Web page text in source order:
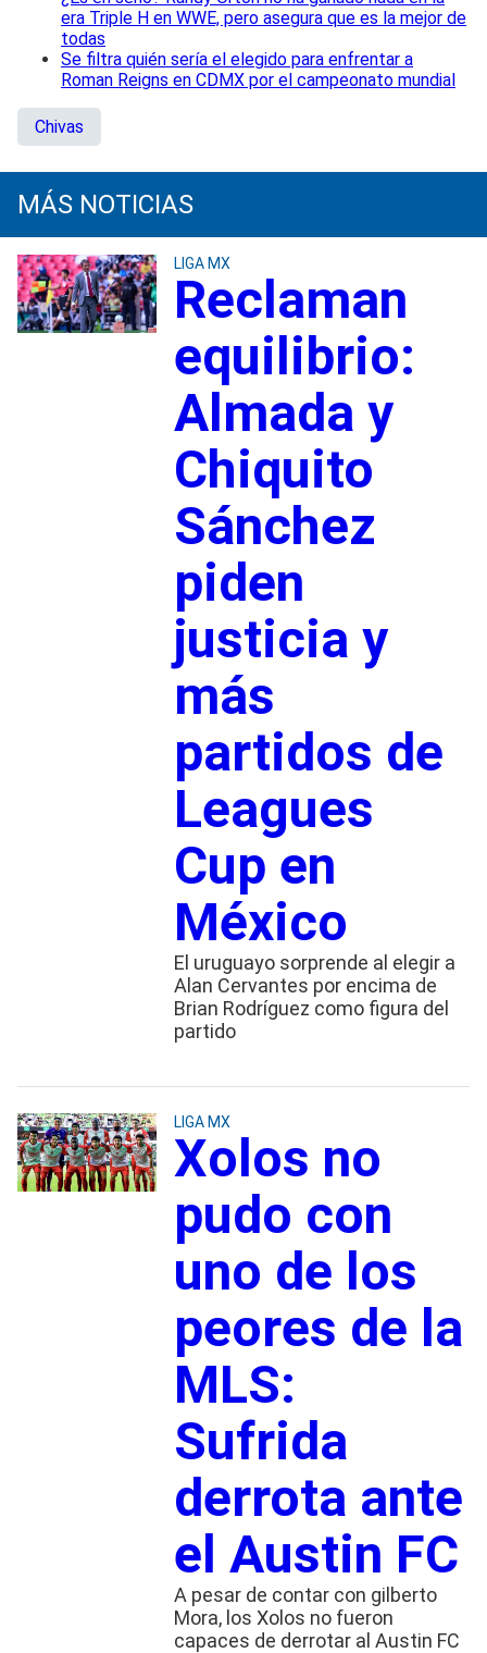
era Triple H en WWE, pero asegura que es la mejor de
todas
Se filtra quién sería el elegido para enfrentar a
Roman Reigns en CDMX por el campeonato mundial
Chivas
MÁS NOTICIAS
LIGA MX
Reclaman
equilibrio:
Almada y
Chiquito
Sánchez
piden
justicia y
más
partidos de
Leagues
Cup en
México
El uruguayo sorprende al elegir a
Alan Cervantes por encima de
Brian Rodríguez como figura del
partido
LIGA MX
Xolos no
pudo con
uno de los
peores de la
MLS:
Sufrida
derrota ante
el Austin FC
A pesar de contar con gilberto
Mora, los Xolos no fueron
capaces de derrotar al Austin FC